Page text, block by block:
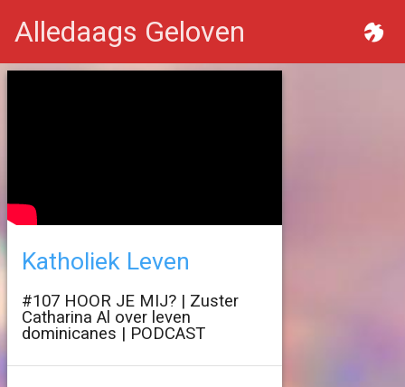
Alledaags Geloven
Katholiek Leven
#107 HOOR JE MIJ? | Zuster
Catharina Al over leven
dominicanes | PODCAST